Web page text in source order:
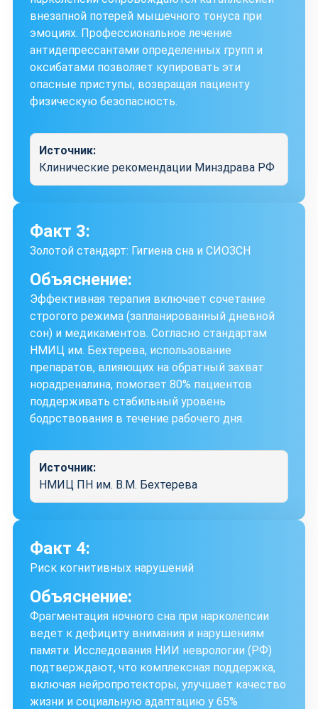
внезапной потерей мышечного тонуса при
эмоциях. Профессиональное лечение
антидепрессантами определенных групп и
оксибатами позволяет купировать эти
опасные приступы, возвращая пациенту
физическую безопасность.
Источник:
Клинические рекомендации Минздрава РФ
Факт 3:
Золотой стандарт: Гигиена сна и СИОЗСН
Объяснение:
Эффективная терапия включает сочетание
строгого режима (запланированный дневной
сон) и медикаментов. Согласно стандартам
НМИЦ им. Бехтерева, использование
препаратов, влияющих на обратный захват
норадреналина, помогает 80% пациентов
поддерживать стабильный уровень
бодрствования в течение рабочего дня.
Источник:
НМИЦ ПН им. В.М. Бехтерева
Факт 4:
Риск когнитивных нарушений
Объяснение:
Фрагментация ночного сна при нарколепсии
ведет к дефициту внимания и нарушениям
памяти. Исследования НИИ неврологии (РФ)
подтверждают, что комплексная поддержка,
включая нейропротекторы, улучшает качество
жизни и социальную адаптацию у 65%